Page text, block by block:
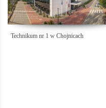
Technikum nr 1 w Chojnicach